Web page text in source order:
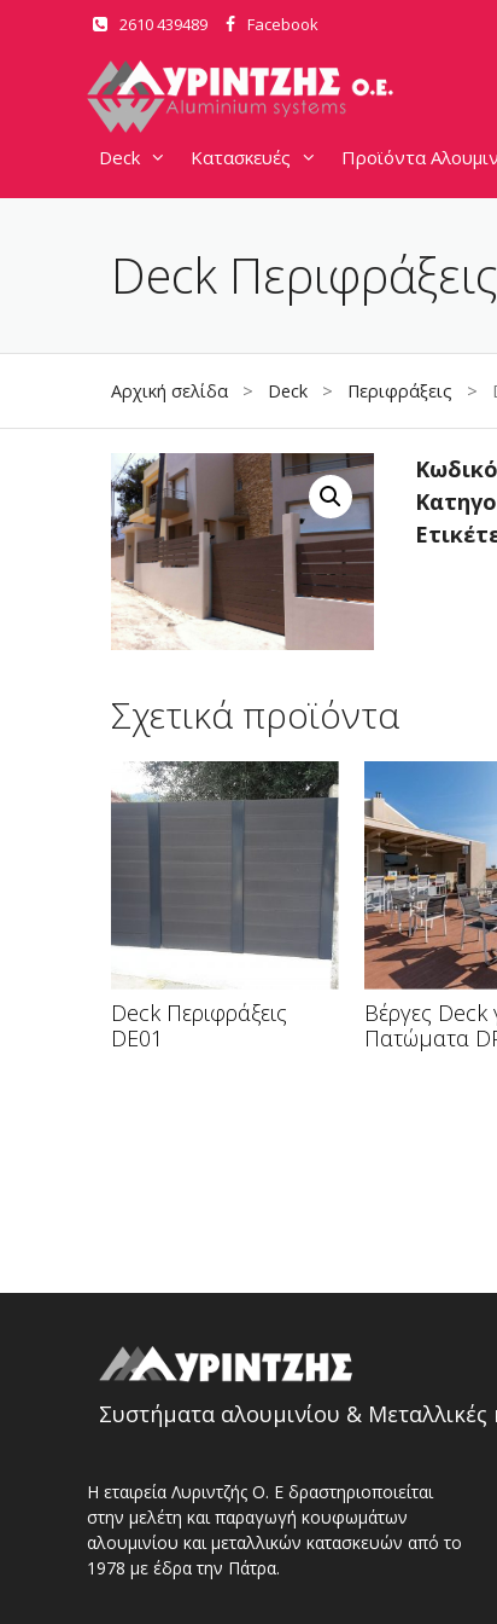
Μετάβαση
περιεχόμενο
2610 439489 Facebook
Deck Κατασκευές Προϊόντα
Deck
Αρχική σελίδα > Deck > Περιφράξεις >
Σχετικά προϊόντα
Deck Περιφράξεις
DE01
Βέργες Deck
Πατώματα
Συστήματα αλουμινίου & Μεταλλικές
Η εταιρεία Λυριντζής Ο. Ε δραστηριοποιείται
στην μελέτη και παραγωγή κουφωμάτων
αλουμινίου και μεταλλικών κατασκευών από το
1978 με έδρα την Πάτρα.